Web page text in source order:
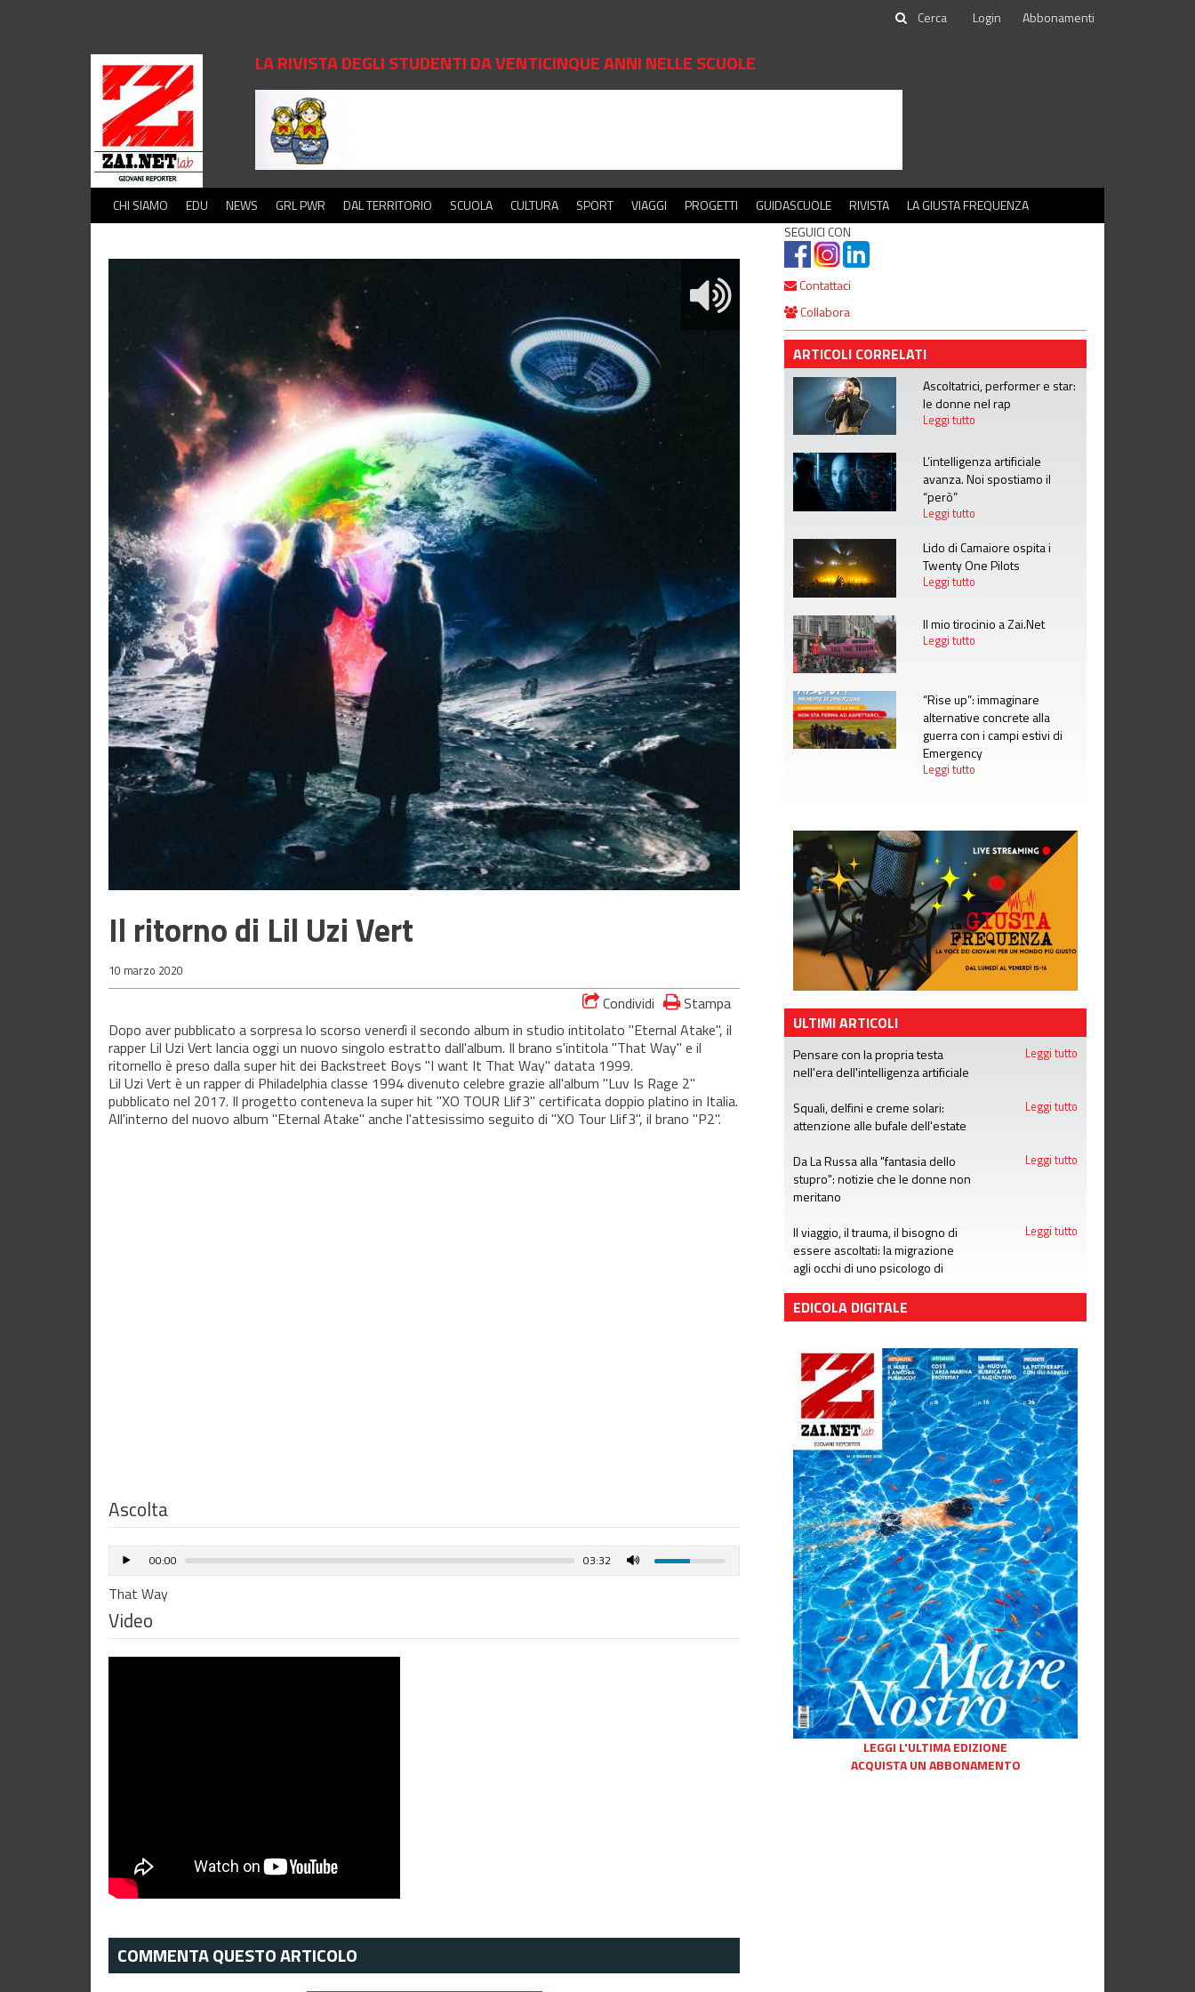
Login Abbonamenti
LA RIVISTA DEGLI STUDENTI DA VENTICINQUE ANNI NELLE SCUOLE
CHI SIAMO EDU NEWS GRL PWR DAL TERRITORIO SCUOLA CULTURA SPORT VIAGGI PROGETTI GUIDASCUOLE RIVISTA LA GIUSTA FREQUENZA
Il ritorno di Lil Uzi Vert
10 marzo 2020
Condividi
Stampa
Dopo aver pubblicato a sorpresa lo scorso venerdì il secondo album in studio intitolato "Eternal Atake", il
rapper Lil Uzi Vert lancia oggi un nuovo singolo estratto dall'album. Il brano s'intitola "That Way" e il
ritornello è preso dalla super hit dei Backstreet Boys "I want It That Way" datata 1999.
Lil Uzi Vert è un rapper di Philadelphia classe 1994 divenuto celebre grazie all'album "Luv Is Rage 2"
pubblicato nel 2017. Il progetto conteneva la super hit "XO TOUR Llif3" certificata doppio platino in Italia.
All'interno del nuovo album "Eternal Atake" anche l'attesissimo seguito di "XO Tour Llif3", il brano "P2".
Ascolta
00:00 03:32
That Way
Video
COMMENTA QUESTO ARTICOLO
SEGUICI CON
Contattaci
Collabora
ARTICOLI CORRELATI
Ascoltatrici, performer e star:
le donne nel rap
Leggi tutto
L’intelligenza artificiale
avanza. Noi spostiamo il
“però”
Leggi tutto
Lido di Camaiore ospita i
Twenty One Pilots
Leggi tutto
Il mio tirocinio a Zai.Net
Leggi tutto
“Rise up”: immaginare
alternative concrete alla
guerra con i campi estivi di
Emergency
Leggi tutto
ULTIMI ARTICOLI
Pensare con la propria testa
nell'era dell'intelligenza artificiale
Leggi tutto
Squali, delfini e creme solari:
attenzione alle bufale dell'estate
Leggi tutto
Da La Russa alla "fantasia dello
stupro": notizie che le donne non
meritano
Leggi tutto
Il viaggio, il trauma, il bisogno di
essere ascoltati: la migrazione
agli occhi di uno psicologo di
Leggi tutto
Che cosa leggere sotto
di giugno
Leggi tutto
EDICOLA DIGITALE
LEGGI L'ULTIMA EDIZIONE
ACQUISTA UN ABBONAMENTO